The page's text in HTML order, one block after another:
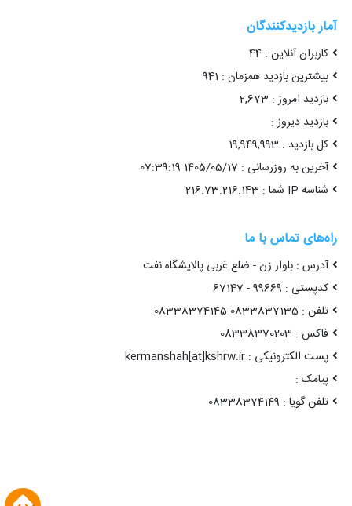
آمار بازدیدکنندگان
کاربران آنلاین : 44
بیشترین بازدید همزمان : 941
بازدید امروز : 2,673
بازدید دیروز :
کل بازدید : 19,949,993
آخرین به روزرسانی : 1405/05/17 07:39:19
شناسه IP شما : 216.73.216.143
راه‌های تماس با ما
آدرس : بلوار زن - ضلع غربی پالایشگاه نفت
کدپستی : 99669 - 67147
تلفن : 0833837135 08338374145
فاکس : 08338370203
پست الکترونیکی : kermanshah[at]kshrw.ir
پیامک :
تلفن گویا : 08338374149